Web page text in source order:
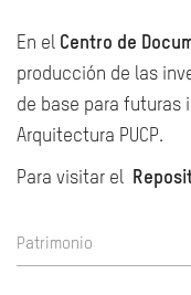
En el Centro de
producción de las
de base para futuras
Arquitectura PUCP.
Para visitar el
Patrimonio